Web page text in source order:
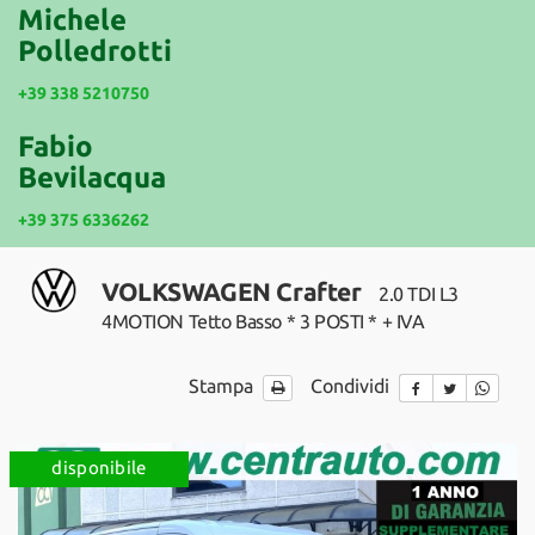
NEWS
Michele
Polledrotti
+39 338 5210750
Fabio
Bevilacqua
+39 375 6336262
VOLKSWAGEN Crafter
2.0 TDI L3
4MOTION Tetto Basso * 3 POSTI * + IVA
Stampa Condividi
disponibile
tracciamento
che
adottiamo
offrire
funzionalità
e
le
attività
di
seguito
descritte.
sul
funzionamento